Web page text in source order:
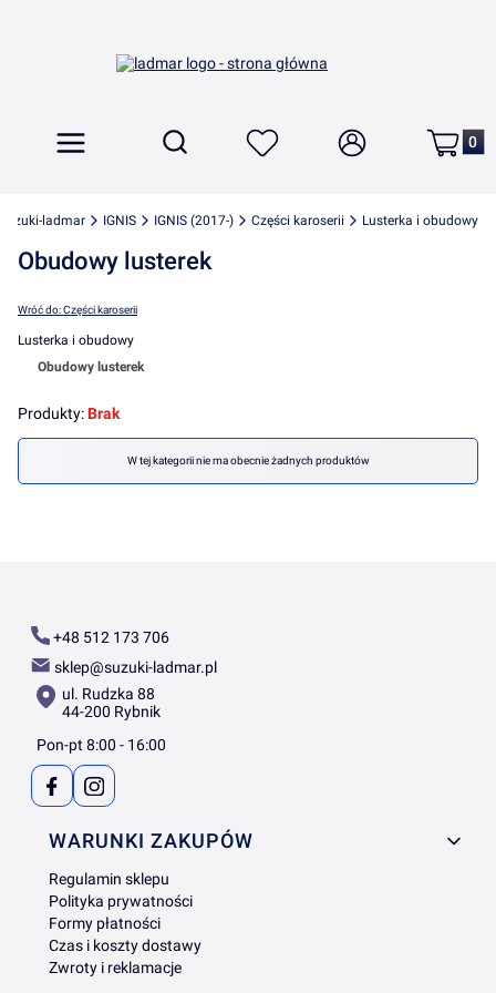
Menu Otwórz wyszukiwarkę
Szukaj Ulubione Zaloguj się Koszyk
suzuki-ladmar IGNIS IGNIS (2017-) Części karoserii Lusterka i obudowy
Obudowy lusterek
Wróć do: Części karoserii
Lusterka i obudowy
Obudowy lusterek
Produkty:Brak
Lista produktówW tej kategorii nie ma obecnie żadnych produktów
+48 512 173 706
sklep@suzuki-ladmar.pl
ul. Rudzka 88
44-200 Rybnik
Pon-pt 8:00 - 16:00
Linki w stopce
WARUNKI ZAKUPÓW
Regulamin sklepu
Polityka prywatności
Formy płatności
Czas i koszty dostawy
Zwroty i reklamacje